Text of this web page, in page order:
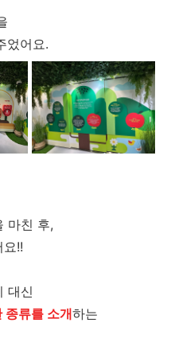
었어요.
마친 후,
!!
대신
종류를 소개하는